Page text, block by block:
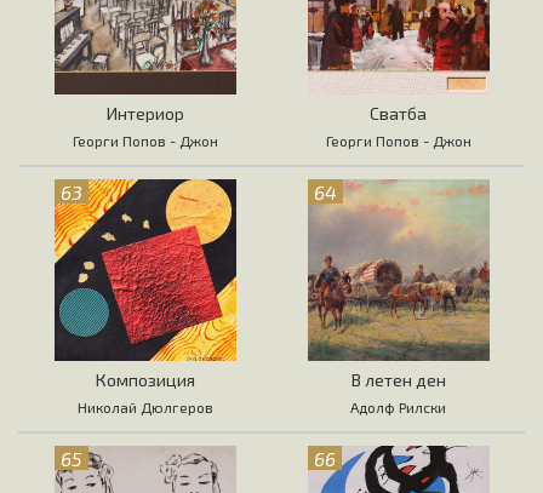
Интериор
Георги Попов - Джон
Сватба
Георги Попов - Джон
63
Композиция
Николай Дюлгеров
64
В летен ден
Адолф Рилски
65 66